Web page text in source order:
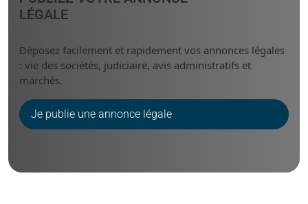
LÉGALE
Déposez facilement et rapidement vos annonces légales
: vie des sociétés, judiciaire, avis administratifs et
marchés.
Je publie une annonce légale